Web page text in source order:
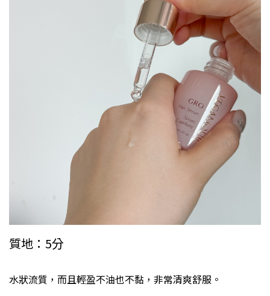
質地：5分
水狀流質，而且輕盈不油也不黏，非常清爽舒服。